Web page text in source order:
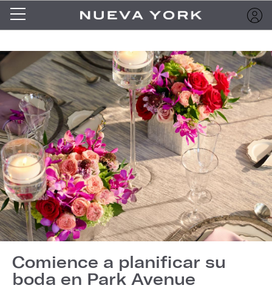
Comience a planificar su
boda en Park Avenue